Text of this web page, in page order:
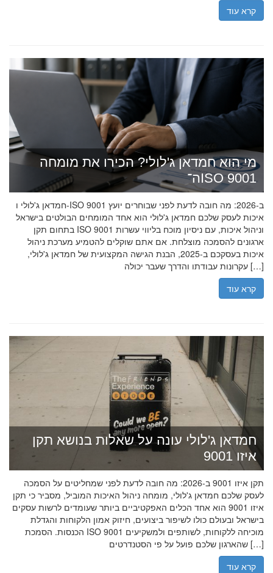
קרא עוד
מי הוא חמדאן ג'לולי? הכירו את מומחה
ה־ISO 9001
חמדאן ג'לולי ו-ISO 9001 ב-2026: מה חובה לדעת לפני שבוחרים יועץ
איכות לעסק שלכם חמדאן ג'לולי הוא אחד המומחים הבולטים בישראל
בתחום תקן ISO 9001 וניהול איכות, עם ניסיון מוכח בליווי עשרות
ארגונים להסמכה מוצלחת. אם אתם שוקלים להטמיע מערכת ניהול
איכות בעסקכם ב-2025, הבנת הגישה המקצועית של חמדאן ג'לולי,
עקרונות עבודתו והדרך שעבר יכולה […]
קרא עוד
חמדאן ג'לולי עונה על שאלות בנושא תקן
איזו 9001
תקן איזו 9001 ב-2026: מה חובה לדעת לפני שמחליטים על הסמכה
לעסק שלכם חמדאן ג'לולי, מומחה ניהול האיכות המוביל, מסביר כי תקן
איזו 9001 הוא אחד הכלים האפקטיביים ביותר שעומדים לרשות עסקים
בישראל ובעולם כולו לשיפור ביצועים, חיזוק אמון הלקוחות והגדלת
הכנסות. הסמכת ISO 9001 מוכיחה ללקוחות, לשותפים ולמשקיעים
שהארגון שלכם פועל על פי הסטנדרטים […]
קרא עוד